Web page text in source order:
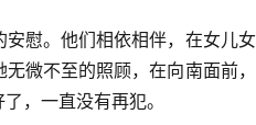
慰。他们相依相伴，在女儿
微不至的照顾，在向南面前
，一直没有再犯。